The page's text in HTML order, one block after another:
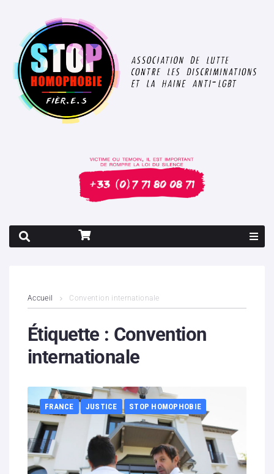
Contenus litigieux
Nous soutenir
Partenaires
Contacts
Accueil Convention internationale
Étiquette : Convention
internationale
FRANCE JUSTICE STOP HOMOPHOBIE